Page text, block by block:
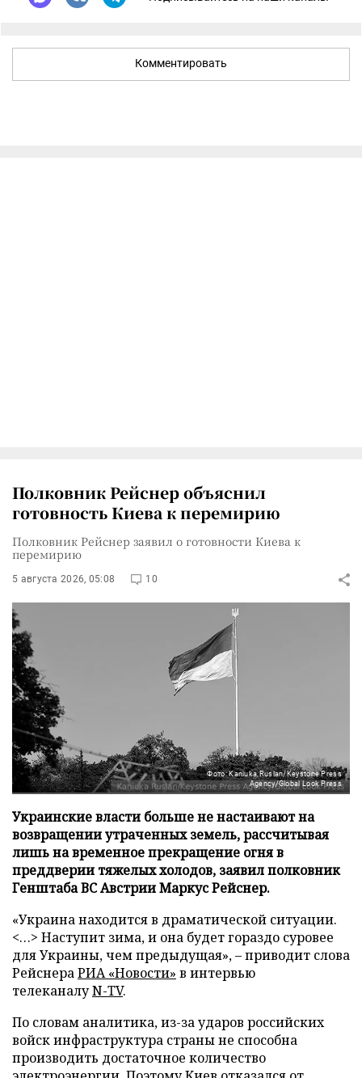
Комментировать
Полковник Рейснер объяснил
готовность Киева к перемирию
Полковник Рейснер заявил о готовности Киева к
перемирию
5 августа 2026, 05:08 10
Фото: Kaniuka Ruslan/Keystone Press
Agency/Global Look Press
Украинские власти больше не настаивают на
возвращении утраченных земель, рассчитывая
лишь на временное прекращение огня в
преддверии тяжелых холодов, заявил полковник
Генштаба ВС Австрии Маркус Рейснер.
«Украина находится в драматической ситуации.
<…> Наступит зима, и она будет гораздо суровее
для Украины, чем предыдущая», – приводит слова
РейснераРИА «Новости» в интервью
телеканалуN-TV.
По словам аналитика, из-за ударов российских
войск инфраструктура страны не способна
производить достаточное количество